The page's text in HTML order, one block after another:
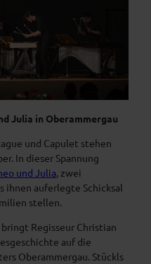
Julia in Oberammergau
und Capulet stehen
In dieser Spannung
und Julia, zwei
ihnen auferlegte Schicksal
stellen.
Regisseur Christian
auf die
Oberammergau. Stückls